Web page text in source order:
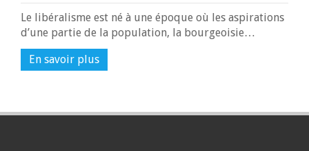
Le libéralisme est né à une époque où les aspirations
d’une partie de la population, la bourgeoisie…
En savoir plus